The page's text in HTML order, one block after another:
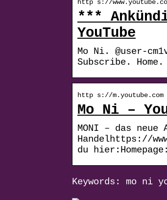
http s://
***
YouTube
Mo Ni. @user-
Subscribe.
http s://m.youtube.com
Mo Ni –
MONI – das
Handelhttps://
du
Keywords: mo ni